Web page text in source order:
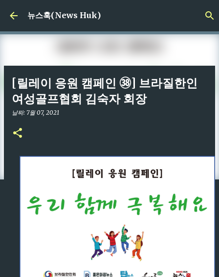
기본 콘텐츠로 건너뛰기
뉴스훅(News Huk)
[릴레이 응원 캠페인 ㊳] 브라질한인
여성골프협회 김숙자 회장
날짜: 7월 07, 2021